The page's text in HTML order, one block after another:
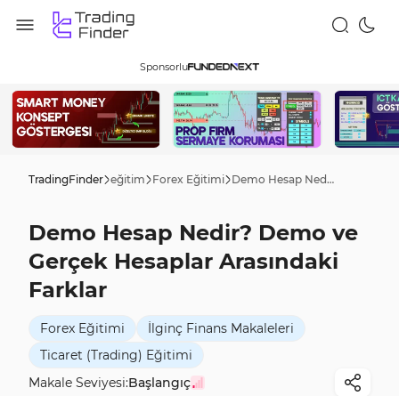
Sponsorlu
TradingFinder eğitim Forex Eğitimi Demo Hesap Nedir? Demo ve Gerçek Hesaplar Arasındaki Farklar
Demo Hesap Nedir? Demo ve
Gerçek Hesaplar Arasındaki
Farklar
Forex Eğitimi
İlginç Finans Makaleleri
Ticaret (Trading) Eğitimi
Makale Seviyesi:Başlangıç